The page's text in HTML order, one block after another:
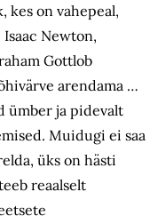
kes on vahepeal,
Newton,
Gottlob
arendama …
ümber ja pidevalt
Muidugi ei saa
üks on hästi
reaalselt